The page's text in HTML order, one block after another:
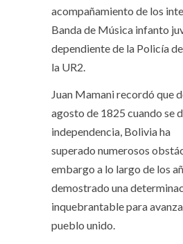
acompañamiento de los
Banda de Música infanto
dependiente de la Policía
la UR2.
Juan Mamani recordó que
agosto de 1825 cuando se
independencia, Bolivia ha
superado numerosos
embargo a lo largo de los
demostrado una
inquebrantable para
pueblo unido.